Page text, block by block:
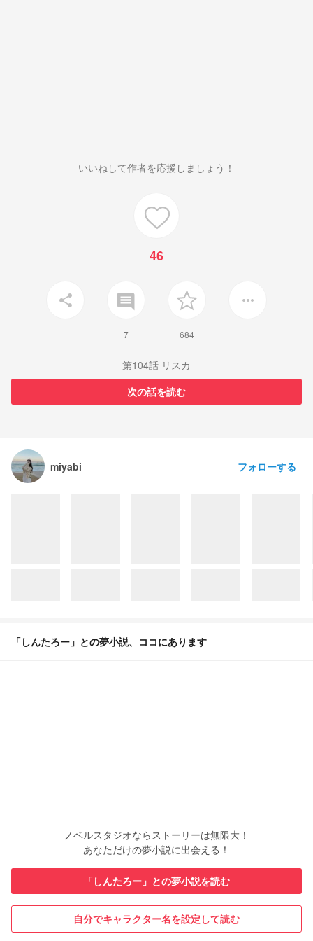
いいねして作者を応援しましょう！
46
share insert_comment
7 684
more_horiz
第104話 リスカ
次の話を読む
miyabi フォローする
「しんたろー」との夢小説、ココにあります
ノベルスタジオならストーリーは無限大！
あなただけの夢小説に出会える！
「しんたろー」との夢小説を読む
自分でキャラクター名を設定して読む